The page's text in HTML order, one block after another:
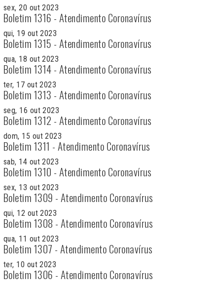
sex, 20 out 2023
Boletim 1316 - Atendimento Coronavírus
qui, 19 out 2023
Boletim 1315 - Atendimento Coronavírus
qua, 18 out 2023
Boletim 1314 - Atendimento Coronavírus
ter, 17 out 2023
Boletim 1313 - Atendimento Coronavírus
seg, 16 out 2023
Boletim 1312 - Atendimento Coronavírus
dom, 15 out 2023
Boletim 1311 - Atendimento Coronavírus
sab, 14 out 2023
Boletim 1310 - Atendimento Coronavírus
sex, 13 out 2023
Boletim 1309 - Atendimento Coronavírus
qui, 12 out 2023
Boletim 1308 - Atendimento Coronavírus
qua, 11 out 2023
Boletim 1307 - Atendimento Coronavírus
ter, 10 out 2023
Boletim 1306 - Atendimento Coronavírus